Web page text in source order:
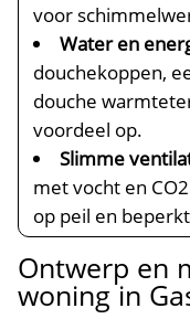
voor
Water en
douchekoppen,
douche
voordeel op.
Slimme
met vocht en
op peil en
Ontwerp en
woning in